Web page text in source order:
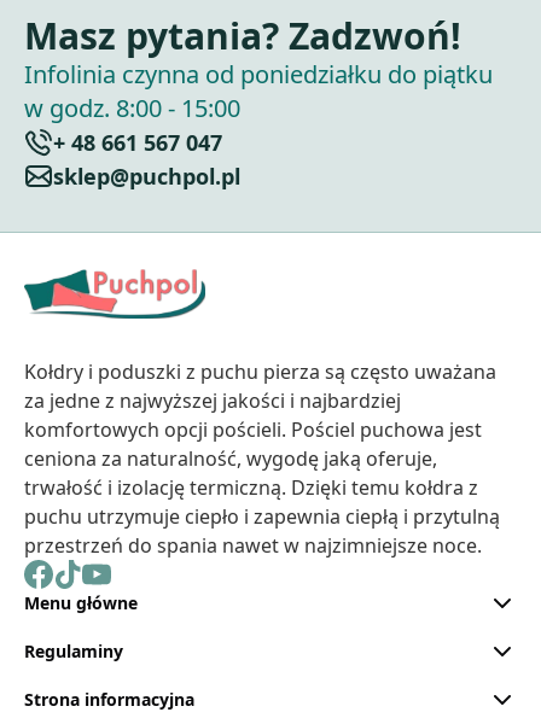
Masz pytania? Zadzwoń!
Infolinia czynna od poniedziałku do piątku
w godz. 8:00 - 15:00
+ 48 661 567 047
sklep@puchpol.pl
Kołdry i poduszki z puchu pierza są często uważana
za jedne z najwyższej jakości i najbardziej
komfortowych opcji pościeli. Pościel puchowa jest
ceniona za naturalność, wygodę jaką oferuje,
trwałość i izolację termiczną. Dzięki temu kołdra z
puchu utrzymuje ciepło i zapewnia ciepłą i przytulną
przestrzeń do spania nawet w najzimniejsze noce.
Menu główne
Regulaminy
Strona informacyjna